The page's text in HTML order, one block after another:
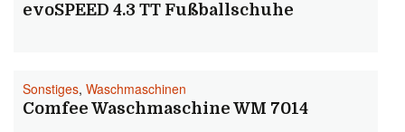
evoSPEED 4.3 TT Fußballschuhe
Sonstiges, Waschmaschinen
Comfee Waschmaschine WM 7014